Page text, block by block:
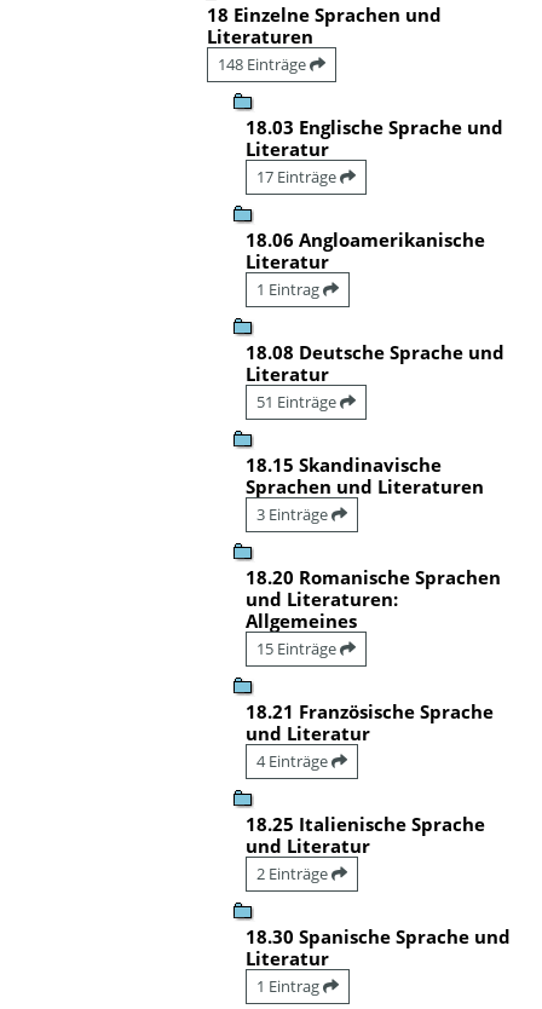
18 Einzelne Sprachen und
Literaturen
148 Einträge
18.03 Englische Sprache und
Literatur
17 Einträge
18.06 Angloamerikanische
Literatur
1 Eintrag
18.08 Deutsche Sprache und
Literatur
51 Einträge
18.15 Skandinavische
Sprachen und Literaturen
3 Einträge
18.20 Romanische Sprachen
und Literaturen:
Allgemeines
15 Einträge
18.21 Französische Sprache
und Literatur
4 Einträge
18.25 Italienische Sprache
und Literatur
2 Einträge
18.30 Spanische Sprache und
Literatur
1 Eintrag